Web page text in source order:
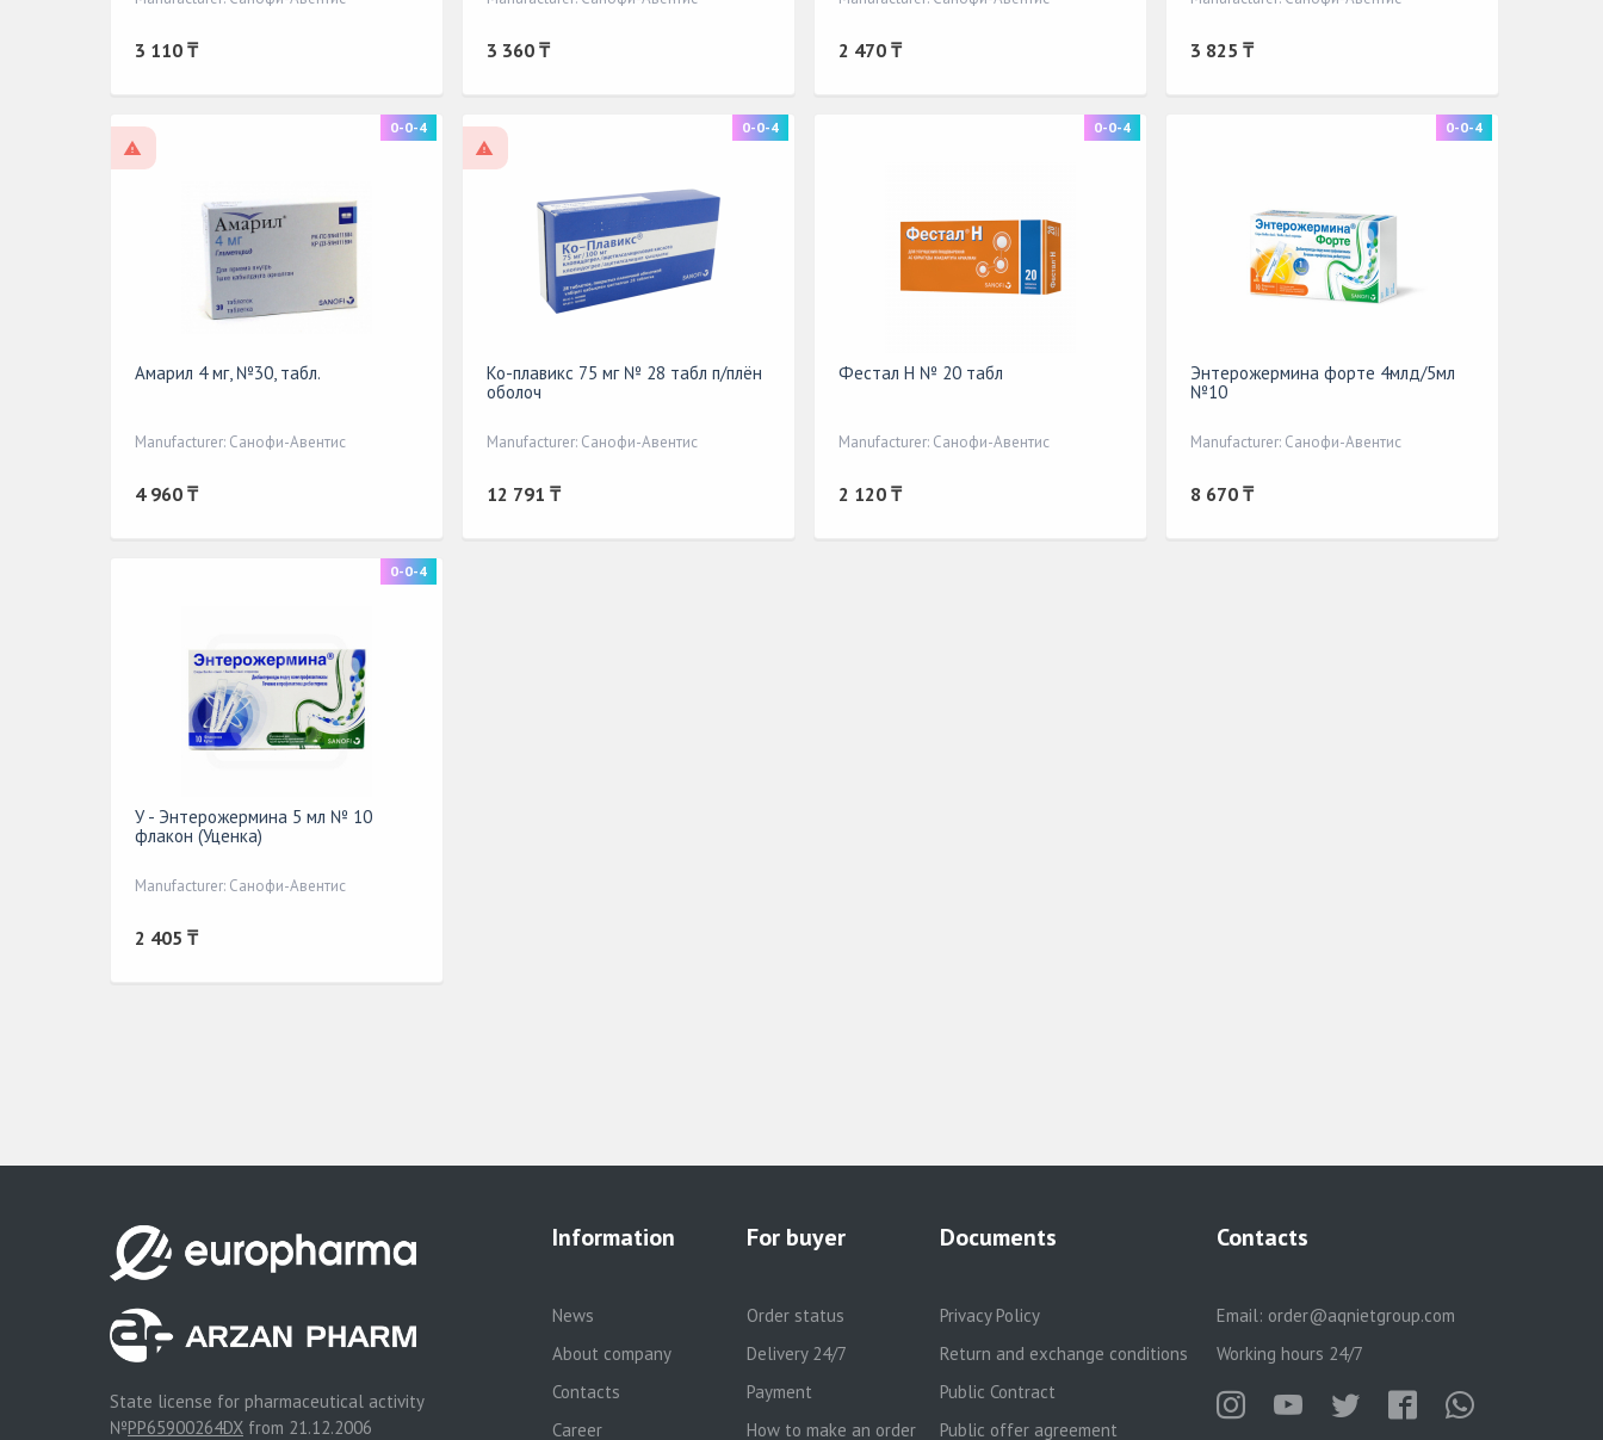
3 110 ₸ 3 360 ₸ 2 470 ₸ 3 825 ₸
0-0-4
Амарил 4 мг, №30, табл.
Manufacturer: Санофи-Авентис
4 960 ₸
0-0-4
Ко-плавикс 75 мг № 28 табл п/плён
оболоч
Manufacturer: Санофи-Авентис
12 791 ₸
0-0-4
Фестал Н № 20 табл
Manufacturer: Санофи-Авентис
2 120 ₸
0-0-4
Энтерожермина форте 4млд/5мл
№10
Manufacturer: Санофи-Авентис
8 670 ₸
0-0-4
У - Энтерожермина 5 мл № 10
флакон (Уценка)
Manufacturer: Санофи-Авентис
2 405 ₸
State license for pharmaceutical activity
№PP65900264DX from 21.12.2006
Information
News
About company
Contacts
Career
For buyer
Order status
Delivery 24/7
Payment
How to make an order
Documents
Privacy Policy
Return and exchange conditions
Public Contract
Public offer agreement
Contacts
Email: order@aqnietgroup.com
Working hours 24/7